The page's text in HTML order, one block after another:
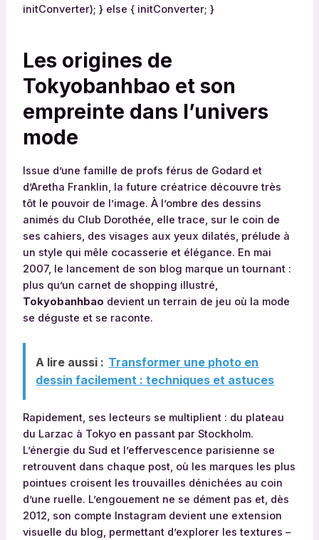
initConverter); } else { initConverter; }
Les origines de
Tokyobanhbao et son
empreinte dans l’univers
mode
Issue d’une famille de profs férus de Godard et
d’Aretha Franklin, la future créatrice découvre très
tôt le pouvoir de l’image. À l’ombre des dessins
animés du Club Dorothée, elle trace, sur le coin de
ses cahiers, des visages aux yeux dilatés, prélude à
un style qui mêle cocasserie et élégance. En mai
2007, le lancement de son blog marque un tournant :
plus qu’un carnet de shopping illustré,
Tokyobanhbao devient un terrain de jeu où la mode
se déguste et se raconte.
A lire aussi : Transformer une photo en
dessin facilement : techniques et astuces
Rapidement, ses lecteurs se multiplient : du plateau
du Larzac à Tokyo en passant par Stockholm.
L’énergie du Sud et l’effervescence parisienne se
retrouvent dans chaque post, où les marques les plus
pointues croisent les trouvailles dénichées au coin
d’une ruelle. L’engouement ne se dément pas et, dès
2012, son compte Instagram devient une extension
visuelle du blog, permettant d’explorer les textures –